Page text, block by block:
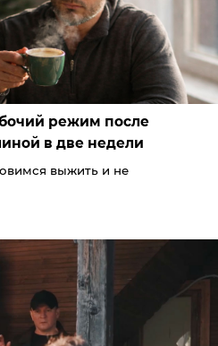
режим после
в две недели
выжить и не